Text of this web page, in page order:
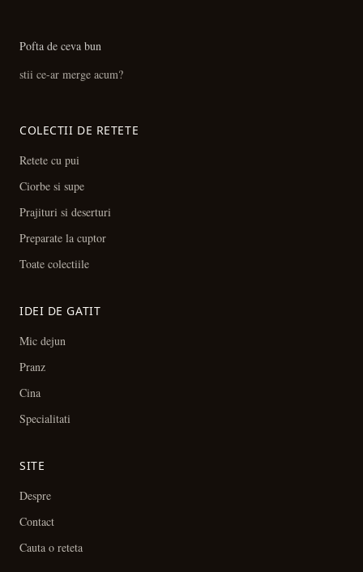
Pofta de ceva bun
stii ce-ar merge acum?
COLECTII DE RETETE
Retete cu pui
Ciorbe si supe
Prajituri si deserturi
Preparate la cuptor
Toate colectiile
IDEI DE GATIT
Mic dejun
Pranz
Cina
Specialitati
SITE
Despre
Contact
Cauta o reteta